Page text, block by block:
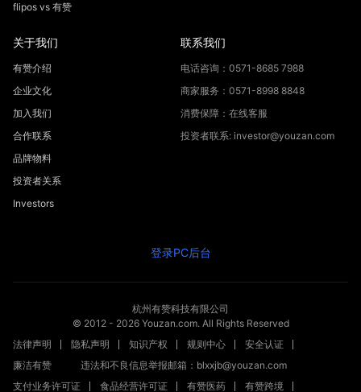
flipos vs 有赞
关于我们
有赞介绍
企业文化
加入我们
合作联系
品牌物料
投资者关系
Investors
联系我们
电话咨询：0571-8685 7988
商家服务：0571-8998 8848
消费保障：在线客服
投资者联系: investor@youzan.com
登录PC后台
杭州有赞科技有限公司
© 2012 - 2026Youzan.com. All Rights Reserved
法律声明
隐私声明 知识产权 规则中心
安全认证
廉洁有赞
违法和不良信息举报邮箱：blxxjb@youzan.com
支付业务许可证
食品经营许可证 有赞医药 有赞跨境